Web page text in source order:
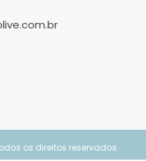
os direitos reservados.